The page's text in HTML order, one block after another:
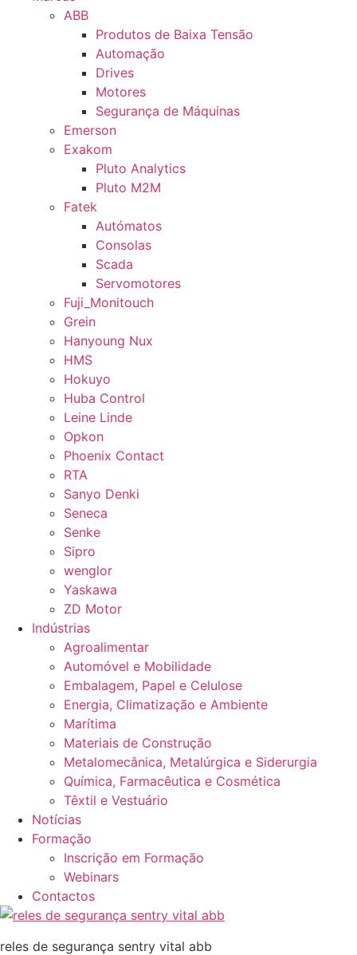
ABB
Produtos de Baixa Tensão
Automação
Drives
Motores
Segurança de Máquinas
Emerson
Exakom
Pluto Analytics
Pluto M2M
Fatek
Autómatos
Consolas
Scada
Servomotores
Fuji_Monitouch
Grein
Hanyoung Nux
HMS
Hokuyo
Huba Control
Leine Linde
Opkon
Phoenix Contact
RTA
Sanyo Denki
Seneca
Senke
Sipro
wenglor
Yaskawa
ZD Motor
Indústrias
Agroalimentar
Automóvel e Mobilidade
Embalagem, Papel e Celulose
Energia, Climatização e Ambiente
Marítima
Materiais de Construção
Metalomecânica, Metalúrgica e Siderurgia
Química, Farmacêutica e Cosmética
Têxtil e Vestuário
Notícias
Formação
Inscrição em Formação
Webinars
Contactos
reles de segurança sentry vital abb